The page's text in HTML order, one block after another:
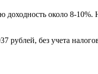
около 8-10%.
рублей, без учета